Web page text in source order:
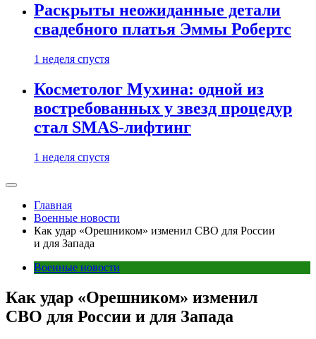
Раскрыты неожиданные детали
свадебного платья Эммы Робертс
1 неделя спустя
Косметолог Мухина: одной из
востребованных у звезд процедур
стал SMAS-лифтинг
1 неделя спустя
Главная
Военные новости
Как удар «Орешником» изменил СВО для России
и для Запада
Военные новости
Как удар «Орешником» изменил
СВО для России и для Запада